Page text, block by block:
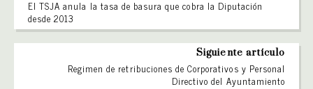
El TSJA anula la tasa de basura que cobra la Diputación
desde 2013
Siguiente artículo
Regimen de retribuciones de Corporativos y Personal
Directivo del Ayuntamiento